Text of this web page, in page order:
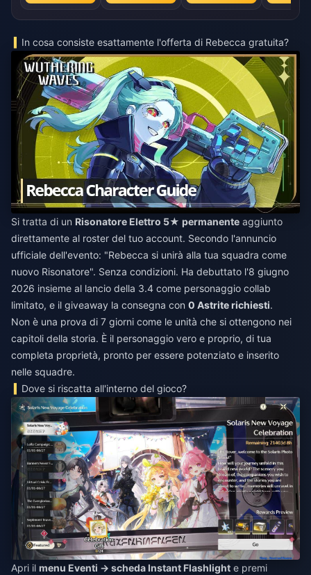
In cosa consiste esattamente l'offerta di Rebecca gratuita?
Si tratta di un Risonatore Elettro 5★ permanente aggiunto
direttamente al roster del tuo account. Secondo l'annuncio
ufficiale dell'evento: "Rebecca si unirà alla tua squadra come
nuovo Risonatore". Senza condizioni. Ha debuttato l'8 giugno
2026 insieme al lancio della 3.4 come personaggio collab
limitato, e il giveaway la consegna con 0 Astrite richiesti.
Non è una prova di 7 giorni come le unità che si ottengono nei
capitoli della storia. È il personaggio vero e proprio, di tua
completa proprietà, pronto per essere potenziato e inserito
nelle squadre.
Dove si riscatta all'interno del gioco?
Apri il menu Eventi → scheda Instant Flashlight e premi